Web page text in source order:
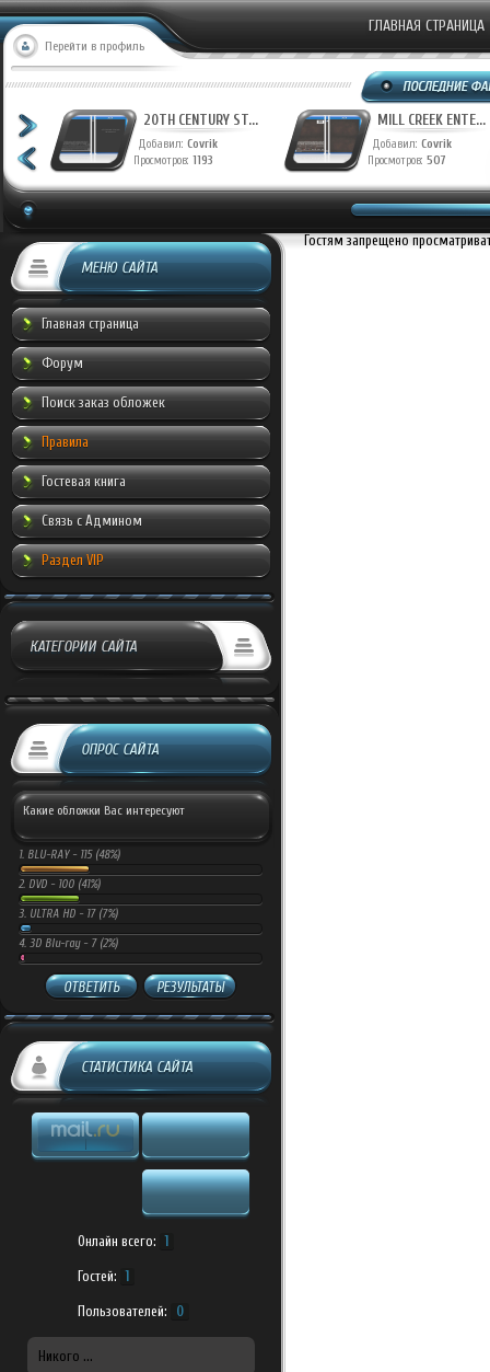
Перейти в профиль
ГЛАВНАЯ СТРАНИЦА
20TH CENTURY ST...
Добавил: Covrik
Просмотров: 1193
MILL CREEK ENTE...
Добавил: Covrik
Просмотров: 507
МЕНЮ САЙТА
Главная страница
Форум
Поиск заказ обложек
Правила
Гостевая книга
Связь с Админом
Раздел VIP
КАТЕГОРИИ САЙТА
ОПРОС САЙТА
Какие обложки Вас интересуют
1. BLU-RAY - 115 (48%)
2. DVD - 100 (41%)
3. ULTRA HD - 17 (7%)
4. 3D Blu-ray - 7 (2%)
ОТВЕТИТЬ РЕЗУЛЬТАТЫ
СТАТИСТИКА САЙТА
Онлайн всего: 1
Гостей: 1
Пользователей: 0
Никого ...
Гостям запрещено